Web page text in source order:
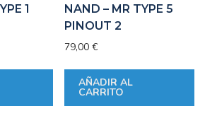
1
NAND – MR TYPE 5
PINOUT 2
79,00 €
AÑADIR AL
CARRITO